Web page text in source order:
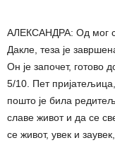
АЛЕКСАНДРА: Од мог
Дакле, теза је
Он је започет, готово
5/10. Пет
пошто је била
славе живот и да се
се живот, увек и